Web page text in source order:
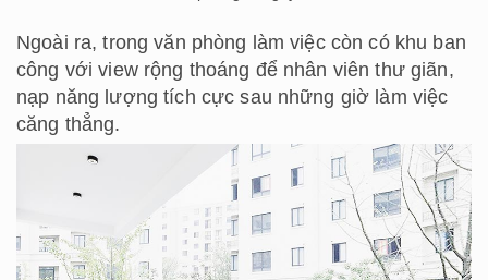
Ngoài ra, trong văn phòng làm việc còn có khu ban
công với view rộng thoáng để nhân viên thư giãn,
nạp năng lượng tích cực sau những giờ làm việc
căng thẳng.